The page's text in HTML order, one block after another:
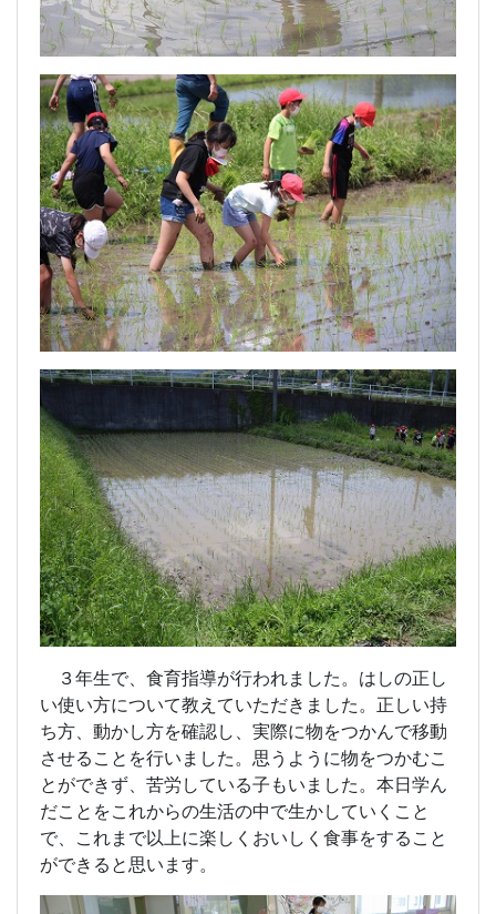
３年生で、食育指導が行われました。はしの正し
い使い方について教えていただきました。正しい持
ち方、動かし方を確認し、実際に物をつかんで移動
させることを行いました。思うように物をつかむこ
とができず、苦労している子もいました。本日学ん
だことをこれからの生活の中で生かしていくこと
で、これまで以上に楽しくおいしく食事をすること
ができると思います。